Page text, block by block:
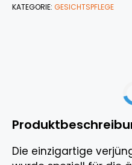
KATEGORIE: GESICHTSPFLEGE
Die einzigartige